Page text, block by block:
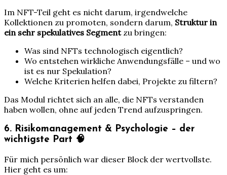
Im NFT-Teil geht es nicht darum, irgendwelche
Kollektionen zu promoten, sondern darum, Struktur in
ein sehr spekulatives Segmentzu bringen:
Was sind NFTs technologisch eigentlich?
Wo entstehen wirkliche Anwendungsfälle – und wo
ist es nur Spekulation?
Welche Kriterien helfen dabei, Projekte zu filtern?
Das Modul richtet sich an alle, die NFTs verstanden
haben wollen, ohne auf jeden Trend aufzuspringen.
6. Risikomanagement & Psychologie – der
wichtigste Part 🧠
Für mich persönlich war dieser Block der wertvollste.
Hier geht es um: